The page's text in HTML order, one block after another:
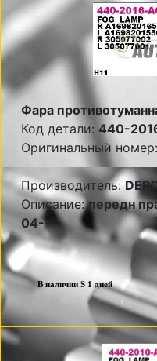
Фара
Код детали: 440-
Оригинальный номер:
Производитель:
Описание:передн
04-
В наличии S 1 дней